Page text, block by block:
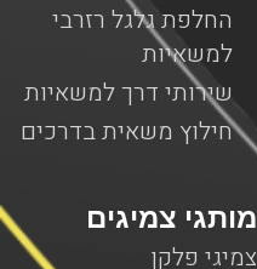
החלפת גלגל רזרבי
למשאיות
שירותי דרך למשאיות
חילוץ משאית בדרכים
מותגי צמיגים
צמיגי פלקן